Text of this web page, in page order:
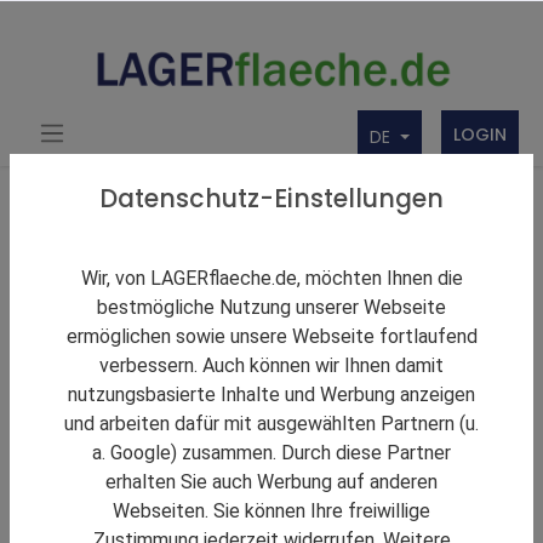
DE LOGIN
Themen Rund um Lager und LAGERflaeche.de
AutoStore-Kleinteilelager in Betrieb
Datenschutz-Einstellungen
Wir, von LAGERflaeche.de, möchten Ihnen die
bestmögliche Nutzung unserer Webseite
ermöglichen sowie unsere Webseite fortlaufend
verbessern. Auch können wir Ihnen damit
nutzungsbasierte Inhalte und Werbung anzeigen
und arbeiten dafür mit ausgewählten Partnern (u.
a. Google) zusammen. Durch diese Partner
erhalten Sie auch Werbung auf anderen
Webseiten. Sie können Ihre freiwillige